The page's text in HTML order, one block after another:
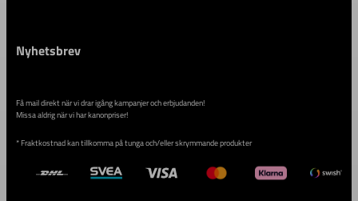
Nyhetsbrev
Få mail direkt när vi drar igång kampanjer och erbjudanden!
Missa aldrig när vi har kanonpriser!
* Fraktkostnad kan tillkomma på tunga och/eller skrymmande produkter